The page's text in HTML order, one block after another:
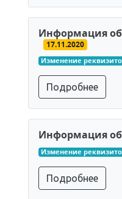
Информация
17.11.2020
Изменение
Подробнее
Информация
Изменение
Подробнее